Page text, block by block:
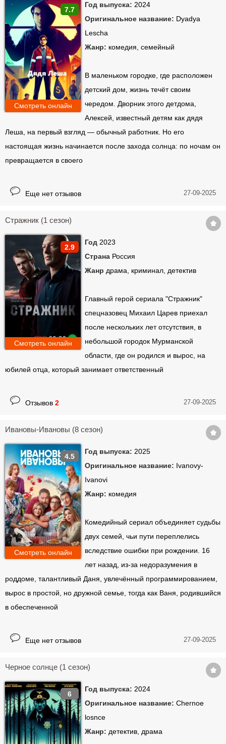
7.7
Год выпуска: 2024
Оригинальное название: Dyadya
Lescha
Жанр: комедия, семейный
В маленьком городке, где расположен
детский дом, жизнь течёт своим
чередом. Дворник этого детдома,
Алексей, известный детям как дядя
Леша, на первый взгляд — обычный работник. Но его
настоящая жизнь начинается после захода солнца: по ночам он
превращается в своего
Смотреть онлайн
Еще нет отзывов 27-09-2025
Стражник (1 сезон)
2.9
Год 2023
Страна Россия
Жанр драма, криминал, детектив
Главный герой сериала "Стражник"
спецназовец Михаил Царев приехал
после нескольких лет отсутствия, в
небольшой городок Мурманской
области, где он родился и вырос, на
юбилей отца, который занимает ответственный
Смотреть онлайн
Отзывов 2 27-09-2025
Ивановы-Ивановы (8 сезон)
4.5
Год выпуска: 2025
Оригинальное название: Ivanovy-
Ivanovi
Жанр: комедия
Комедийный сериал объединяет судьбы
двух семей, чьи пути переплелись
вследствие ошибки при рождении. 16
лет назад, из-за недоразумения в
роддоме, талантливый Даня, увлечённый программированием,
вырос в простой, но дружной семье, тогда как Ваня, родившийся
в обеспеченной
Смотреть онлайн
Еще нет отзывов 27-09-2025
Черное солнце (1 сезон)
6
Год выпуска: 2024
Оригинальное название: Chernoe
losnce
Жанр: детектив, драма